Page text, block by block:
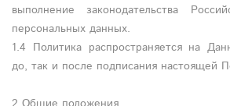
выполнение законодательства
персональных данных.
1.4 Политика распространяется на
до, так и после подписания настоящей